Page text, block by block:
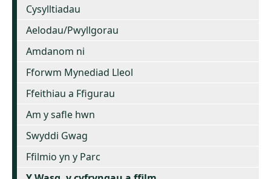
Cysylltiadau
Aelodau/Pwyllgorau
Amdanom ni
Fforwm Mynediad Lleol
Ffeithiau a Ffigurau
Am y safle hwn
Swyddi Gwag
Ffilmio yn y Parc